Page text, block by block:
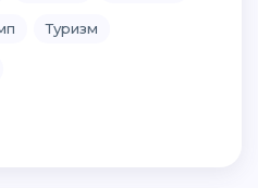
Туризм